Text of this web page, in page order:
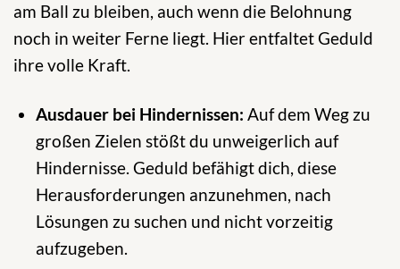
am Ball zu bleiben, auch wenn die Belohnung
noch in weiter Ferne liegt. Hier entfaltet Geduld
ihre volle Kraft.
Ausdauer bei Hindernissen: Auf dem Weg zu
großen Zielen stößt du unweigerlich auf
Hindernisse. Geduld befähigt dich, diese
Herausforderungen anzunehmen, nach
Lösungen zu suchen und nicht vorzeitig
aufzugeben.